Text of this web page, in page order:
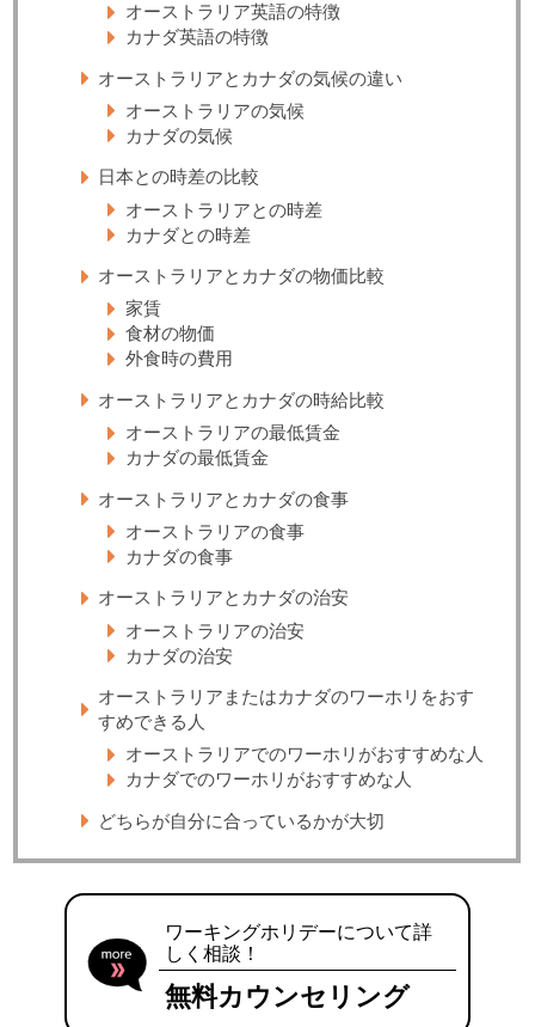
オーストラリア英語の特徴
カナダ英語の特徴
オーストラリアとカナダの気候の違い
オーストラリアの気候
カナダの気候
日本との時差の比較
オーストラリアとの時差
カナダとの時差
オーストラリアとカナダの物価比較
家賃
食材の物価
外食時の費用
オーストラリアとカナダの時給比較
オーストラリアの最低賃金
カナダの最低賃金
オーストラリアとカナダの食事
オーストラリアの食事
カナダの食事
オーストラリアとカナダの治安
オーストラリアの治安
カナダの治安
オーストラリアまたはカナダのワーホリをおす
すめできる人
オーストラリアでのワーホリがおすすめな人
カナダでのワーホリがおすすめな人
どちらが自分に合っているかが大切
無料カウンセリング
ワーキングホリデーについて詳
しく相談！